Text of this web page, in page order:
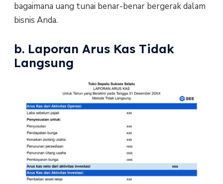
bagaimana uang tunai benar-benar bergerak dalam
bisnis Anda.
b. Laporan Arus Kas Tidak
Langsung